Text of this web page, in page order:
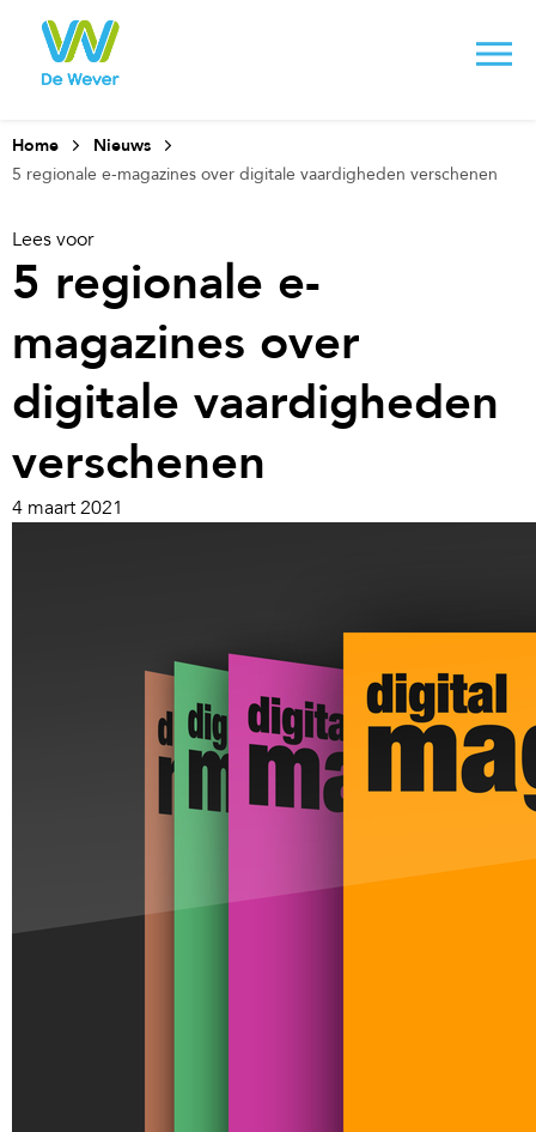
Home
Nieuws
5 regionale e-magazines over digitale vaardigheden verschenen
Lees voor
5 regionale e-
magazines over
digitale vaardigheden
verschenen
4 maart 2021